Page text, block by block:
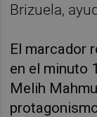
Brizuela,
El marcador
en el minuto
Melih